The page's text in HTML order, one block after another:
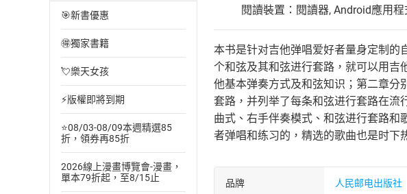
🎯新書優惠
🉐獨家書籍
💘樂天女孩
⚡版權即將到期
⭐08/03-08/09本週精選85
折，領券再85折
2026線上漫畫博覽會-漫畫，
單本79折起，至8/15止
閱讀裝置：閱讀器, Android應用
本书是针对吉他弹唱爱好者量身定制的
个和弦及其和弦进行套路，就可以用吉
他基本弹奏方式及和弦知识；第二章分
套路，并列举了每条和弦进行套路在流
曲式、右手伴奏模式、和弦进行套路
者弹唱和练习的，精选的歌曲也是时下
品牌 人民邮电出版社